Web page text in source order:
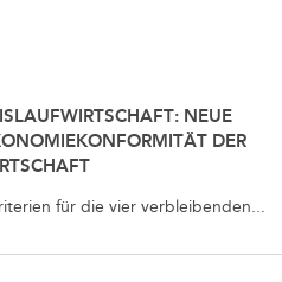
NEUE
DER
für die vier verbleibenden...